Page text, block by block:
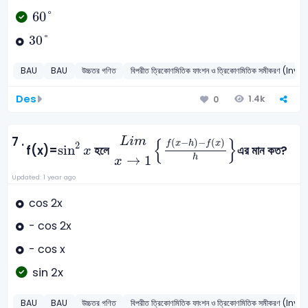
60°
60°
30°
30°
BAU BAU উচ্চতর গণিত বিপরীত ত্রিকোণমিতিক ফাংশন ও ত্রিকোণমিতিক
Des 0 1.4k
7 .
f(x)=sin2 x
sin2 হলে
Lim
x → 1 { f(x−h)− f(x)
h }
m 1 (x h f ( x)
এর মান কত?
Updated: 1 year ago
cos 2x
- cos 2x
- cos x
sin 2x
BAU BAU উচ্চতর গণিত বিপরীত ত্রিকোণমিতিক ফাংশন ও ত্রিকোণমিতিক